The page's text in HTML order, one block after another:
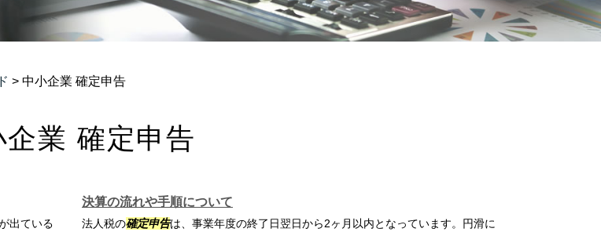
> 中小企業 確定申告
企業 確定申告
出ている
決算の流れや手順について
法人税の確定申告は、事業年度の終了日翌日から2ヶ月以内となっています。円滑に